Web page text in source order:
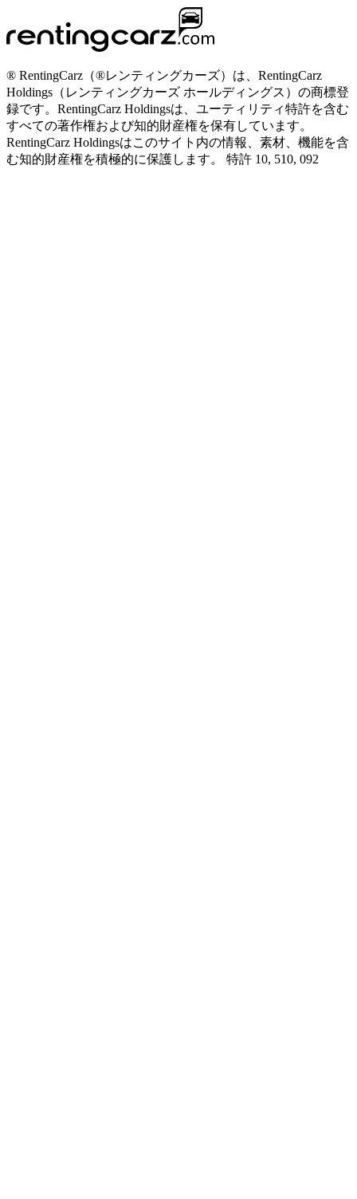
® RentingCarz（®レンティングカーズ）は、RentingCarz
Holdings（レンティングカーズ ホールディングス）の商標登
録です。RentingCarz Holdingsは、ユーティリティ特許を含む
すべての著作権および知的財産権を保有しています。
RentingCarz Holdingsはこのサイト内の情報、素材、機能を含
む知的財産権を積極的に保護します。 特許 10, 510, 092